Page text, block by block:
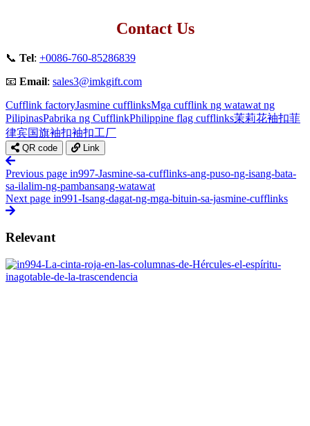
Contact Us
📞 Tel: +0086-760-85286839
📧 Email: sales3@imkgift.com
Cufflink factoryJasmine cufflinksMga cufflink ng watawat ng
PilipinasPabrika ng CufflinkPhilippine flag cufflinks茉莉花袖扣菲
律宾国旗袖扣袖扣工厂
QR code Link
Previous page in997-Jasmine-sa-cufflinks-ang-puso-ng-isang-bata-
sa-ilalim-ng-pambansang-watawat
Next page in991-Isang-dagat-ng-mga-bituin-sa-jasmine-cufflinks
Relevant